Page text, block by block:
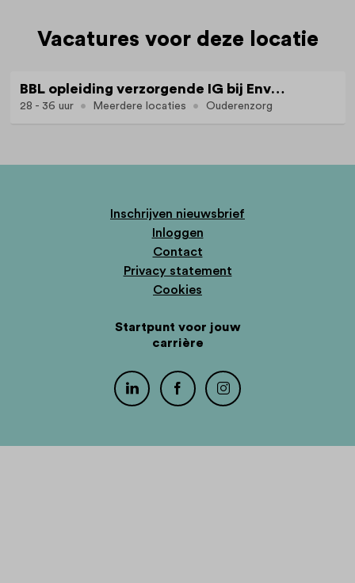
Vacatures voor deze locatie
BBL opleiding verzorgende IG bij Envida (Werken en leren)
28 - 36 uur Meerdere locaties Ouderenzorg
Inschrijven nieuwsbrief
Inloggen
Contact
Privacy statement
Cookies
Startpunt voor jouw
carrière